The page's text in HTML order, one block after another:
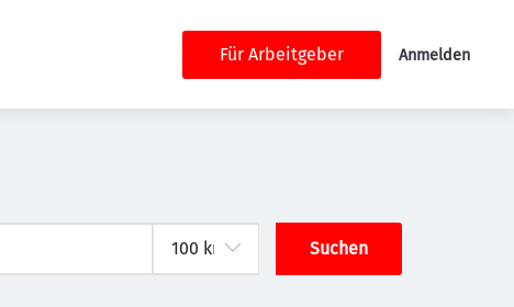
Für Arbeitgeber Anmelden
Suchen